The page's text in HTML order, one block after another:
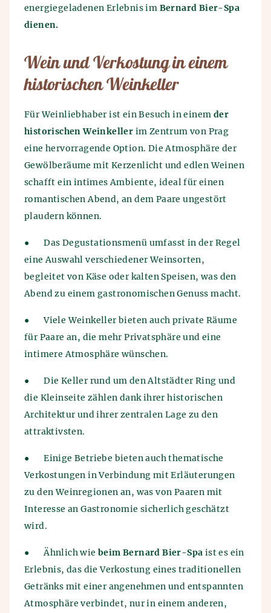
energiegeladenen Erlebnis im Bernard Bier-Spa
dienen.
Wein und Verkostung in einem
historischen Weinkeller
Für Weinliebhaber ist ein Besuch in einem der
historischen Weinkeller im Zentrum von Prag
eine hervorragende Option. Die Atmosphäre der
Gewölberäume mit Kerzenlicht und edlen Weinen
schafft ein intimes Ambiente, ideal für einen
romantischen Abend, an dem Paare ungestört
plaudern können.
●
Das Degustationsmenü umfasst in der Regel
eine Auswahl verschiedener Weinsorten,
begleitet von Käse oder kalten Speisen, was den
Abend zu einem gastronomischen Genuss macht.
●
Viele Weinkeller bieten auch private Räume
für Paare an, die mehr Privatsphäre und eine
intimere Atmosphäre wünschen.
●
Die Keller rund um den Altstädter Ring und
die Kleinseite zählen dank ihrer historischen
Architektur und ihrer zentralen Lage zu den
attraktivsten.
●
Einige Betriebe bieten auch thematische
Verkostungen in Verbindung mit Erläuterungen
zu den Weinregionen an, was von Paaren mit
Interesse an Gastronomie sicherlich geschätzt
wird.
● Ähnlich wiebeim Bernard Bier-Spa ist es ein
Erlebnis, das die Verkostung eines traditionellen
Getränks mit einer angenehmen und entspannten
Atmosphäre verbindet, nur in einem anderen,